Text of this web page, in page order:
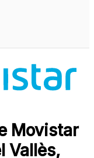
Movistar
Vallès,